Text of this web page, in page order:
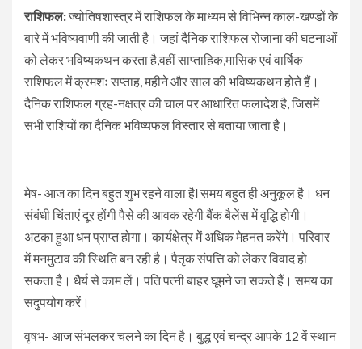
राशिफल:ज्योतिषशास्त्र में राशिफल के माध्यम से विभिन्न काल-खण्डों के
बारे में भविष्यवाणी की जाती है। जहां दैनिक राशिफल रोजाना की घटनाओं
को लेकर भविष्यकथन करता है,वहीं साप्ताहिक,मासिक एवं वार्षिक
राशिफल में क्रमशः सप्ताह, महीने और साल की भविष्यकथन होते हैं।
दैनिक राशिफल ग्रह-नक्षत्र की चाल पर आधारित फलादेश है, जिसमें
सभी राशियों का दैनिक भविष्यफल विस्तार से बताया जाता है।
मेष- आज का दिन बहुत शुभ रहने वाला हैl समय बहुत ही अनुकूल है। धन
संबंधी चिंताएं दूर होंगी पैसे की आवक रहेगी बैंक बैलेंस में वृद्धि होगी।
अटका हुआ धन प्राप्त होगा। कार्यक्षेत्र में अधिक मेहनत करेंगे। परिवार
में मनमुटाव की स्थिति बन रही है। पैतृक संपत्ति को लेकर विवाद हो
सकता है। धैर्य से काम लें। पति पत्नी बाहर घूमने जा सकते हैं। समय का
सदुपयोग करें।
वृषभ- आज संभलकर चलने का दिन है। बुद्ध एवं चन्द्र आपके 12 वें स्थान